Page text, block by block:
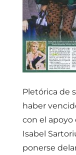
Pletórica de
haber
con el apoyo
Isabel
ponerse